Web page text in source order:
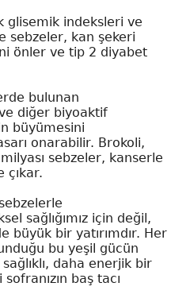
glisemik indeksleri ve
sebzeler, kan şekeri
önler ve tip 2 diyabet
bulunan
diğer biyoaktif
büyümesini
onarabilir. Brokoli,
sebzeler, kanserle
çıkar.
sağlığımız için değil,
büyük bir yatırımdır. Her
bu yeşil gücün
daha enerjik bir
baş tacı